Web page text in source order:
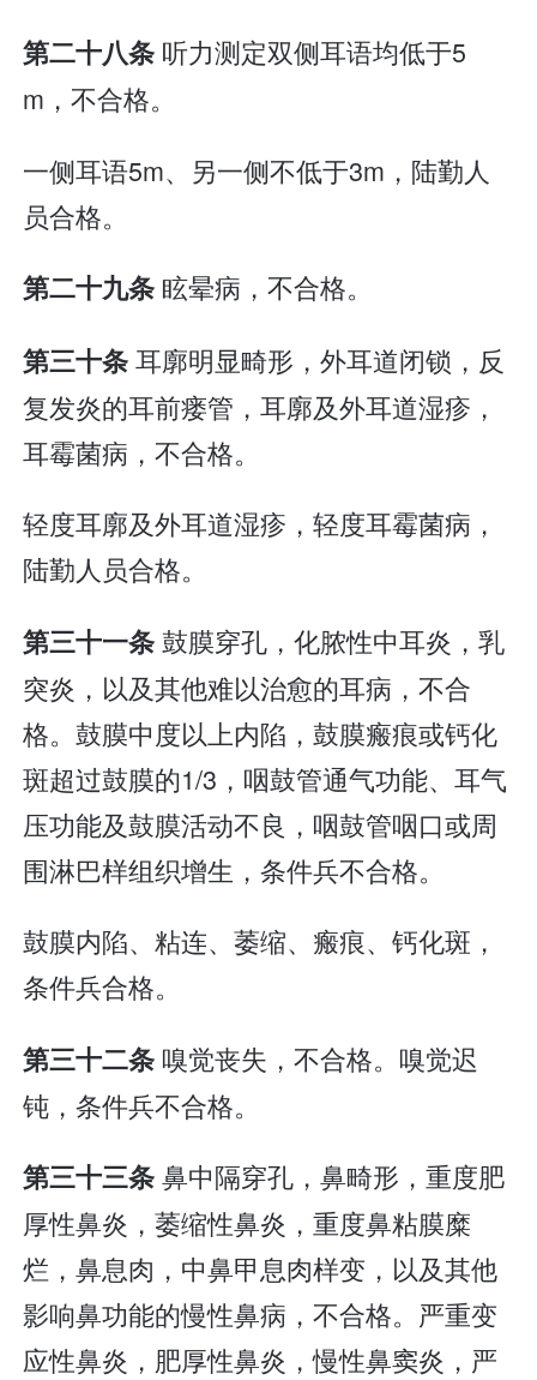
第二十八条 听力测定双侧耳语均低于5
m，不合格。
一侧耳语5m、另一侧不低于3m，陆勤人
员合格。
第二十九条 眩晕病，不合格。
第三十条耳廓明显畸形，外耳道闭锁，反
复发炎的耳前瘘管，耳廓及外耳道湿疹，
耳霉菌病，不合格。
轻度耳廓及外耳道湿疹，轻度耳霉菌病，
陆勤人员合格。
第三十一条鼓膜穿孔，化脓性中耳炎，乳
突炎，以及其他难以治愈的耳病，不合
格。鼓膜中度以上内陷，鼓膜瘢痕或钙化
斑超过鼓膜的1/3，咽鼓管通气功能、耳气
压功能及鼓膜活动不良，咽鼓管咽口或周
围淋巴样组织增生，条件兵不合格。
鼓膜内陷、粘连、萎缩、瘢痕、钙化斑，
条件兵合格。
第三十二条 嗅觉丧失，不合格。嗅觉迟
钝，条件兵不合格。
第三十三条鼻中隔穿孔，鼻畸形，重度肥
厚性鼻炎，萎缩性鼻炎，重度鼻粘膜糜
烂，鼻息肉，中鼻甲息肉样变，以及其他
影响鼻功能的慢性鼻病，不合格。严重变
应性鼻炎，肥厚性鼻炎，慢性鼻窦炎，严